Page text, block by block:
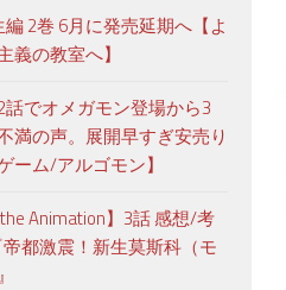
編 2巻 6月に発売延期へ【よ
義の教室へ】
話でオメガモン登場から3
満の声。展開早すぎ安売り
ーム/アルゴモン】
Animation】3話 感想/考
都激震！新生莫斯科（モ